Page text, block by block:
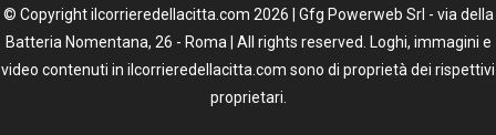
© Copyright ilcorrieredellacitta.com 2026 | Gfg Powerweb Srl - via della
Batteria Nomentana, 26 - Roma | All rights reserved. Loghi, immagini e
video contenuti in ilcorrieredellacitta.com sono di proprietà dei rispettivi
proprietari.